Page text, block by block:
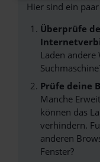
Hier sind ein
Überprüfe
Laden andere
Prüfe deine
Manche
können das
verhindern.
anderen
Fenster?